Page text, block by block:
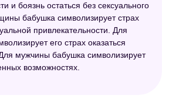
и боязнь остаться без сексуального
бабушка символизирует страх
привлекательности. Для
его страх оказаться
мужчины бабушка символизирует
возможностях.